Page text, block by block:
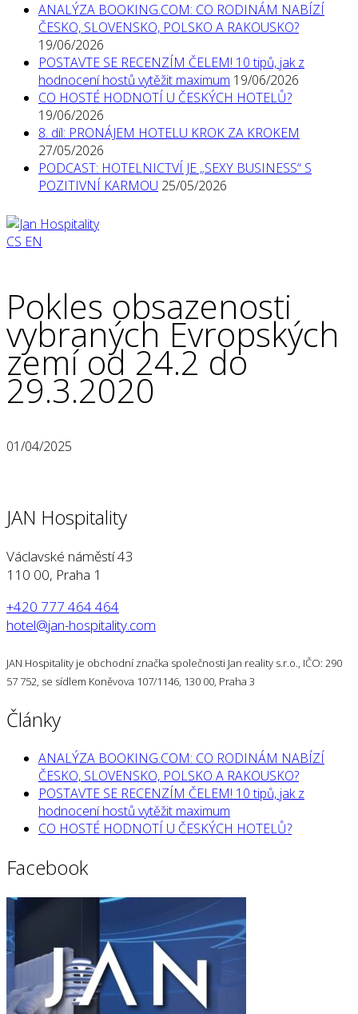
ANALÝZA BOOKING.COM: CO RODINÁM NABÍZÍ
ČESKO, SLOVENSKO, POLSKO A RAKOUSKO?
19/06/2026
POSTAVTE SE RECENZÍM ČELEM! 10 tipů, jak z
hodnocení hostů vytěžit maximum 19/06/2026
CO HOSTÉ HODNOTÍ U ČESKÝCH HOTELŮ?
19/06/2026
8. díl: PRONÁJEM HOTELU KROK ZA KROKEM
27/05/2026
PODCAST: HOTELNICTVÍ JE „SEXY BUSINESS“ S
POZITIVNÍ KARMOU 25/05/2026
CS EN
Pokles obsazenosti
vybraných Evropských
zemí od 24.2 do
29.3.2020
01/04/2025
JAN Hospitality
Václavské náměstí 43
110 00, Praha 1
+420 777 464 464
hotel@jan-hospitality.com
JAN Hospitality je obchodní značka společnosti Jan reality s.r.o., IČO: 290
57 752, se sídlem Koněvova 107/1146, 130 00, Praha 3
Články
ANALÝZA BOOKING.COM: CO RODINÁM NABÍZÍ
ČESKO, SLOVENSKO, POLSKO A RAKOUSKO?
POSTAVTE SE RECENZÍM ČELEM! 10 tipů, jak z
hodnocení hostů vytěžit maximum
CO HOSTÉ HODNOTÍ U ČESKÝCH HOTELŮ?
Facebook